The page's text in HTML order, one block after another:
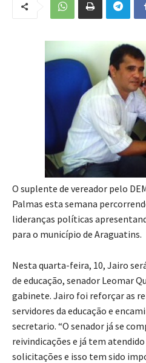
O suplente de vereador pelo
Palmas esta semana
lideranças políticas
para o município de Araguatins.
Nesta quarta-feira, 10, Jairo
de educação, senador Leomar
gabinete. Jairo foi reforçar as
servidores da educação e
secretario. “O senador já se
reivindicações e já tem
solicitações e isso tem sido